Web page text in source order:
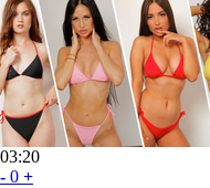
03:20
- 0 +